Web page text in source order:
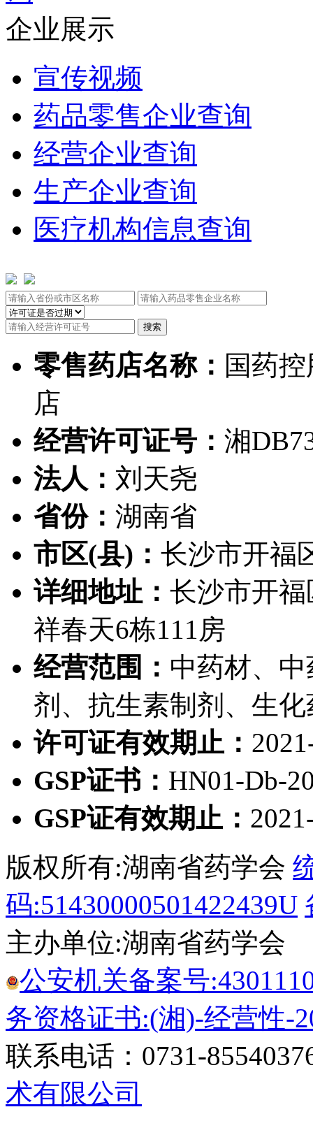
企业展示
宣传视频
药品零售企业查询
经营企业查询
生产企业查询
医疗机构信息查询
零售药店名称： 国药
店
经营许可证号： 湘
法人： 刘天尧
省份： 湖南省
市区(县)： 长沙市开福
详细地址： 长沙市开
祥春天6栋111房
经营范围： 中药材、
剂、抗生素制剂、生
许可证有效期止：
GSP证书： HN01-Db-
GSP证有效期止：
版权所有:湖南省药学会
码:51430000501422439U
主办单位:湖南省药学会
公安机关备案号
务资格证书:(湘)-经营性-
联系电话：0731-
术有限公司